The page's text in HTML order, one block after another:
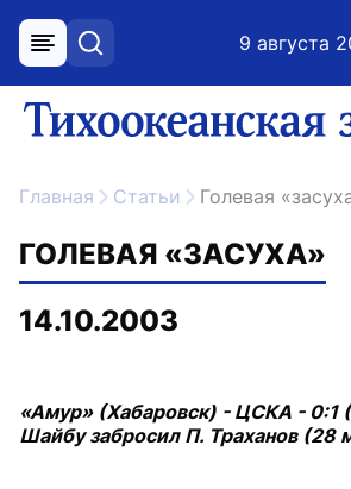
меню поиск 9 августа
ссылка на
Главная Статьи Голевая
ГОЛЕВАЯ «ЗАСУХА»
14.10.2003
«Амур» (Хабаровск) - ЦСКА - 0:1
Шайбу забросил П. Траханов (28